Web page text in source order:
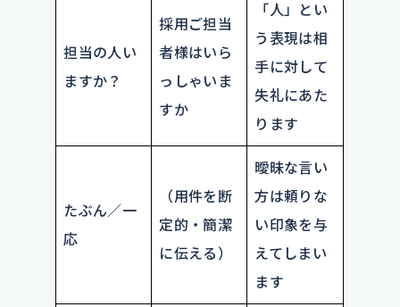
担当の人い
ますか？
採用ご担当
者様はいら
っしゃいま
すか
「人」とい
う表現は相
手に対して
失礼にあた
ります
たぶん／一
応
（用件を断
定的・簡潔
に伝える）
曖昧な言い
方は頼りな
い印象を与
えてしまい
ます